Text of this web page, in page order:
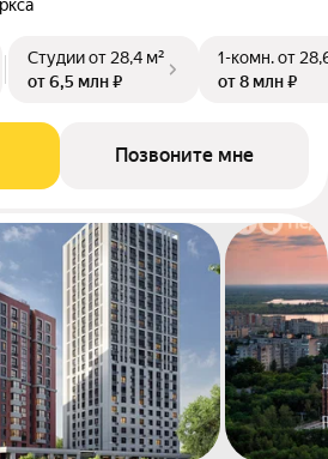
Студииот 28,4 м²
от 6,5 млн ₽
1-комн.от
от 8 млн ₽
Позвоните мне